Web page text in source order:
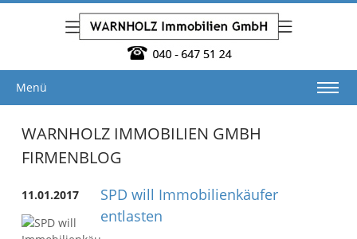
Menü
WARNHOLZ IMMOBILIEN GMBH
FIRMENBLOG
11.01.2017
SPD will Immobilienkäufer
entlasten